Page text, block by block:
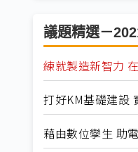
議題精選－
練就製造新智力
打好KM基礎建設
藉由數位孿生 助